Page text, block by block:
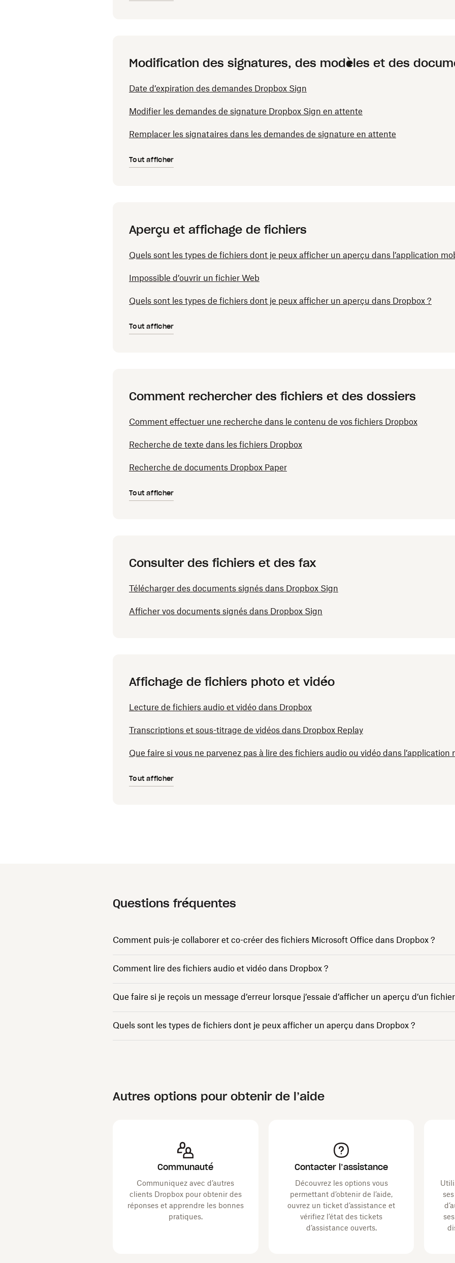
Modification des signatures, des modèles et des
Date d’expiration des demandes Dropbox Sign
Modifier les demandes de signature Dropbox Sign en attente
Remplacer les signataires dans les demandes de signature en attente
Tout afficher
Aperçu et affichage de fichiers
Quels sont les types de fichiers dont je peux afficher un aperçu dans l’application
Impossible d’ouvrir un fichier Web
Quels sont les types de fichiers dont je peux afficher un aperçu dans Dropbox ?
Tout afficher
Comment rechercher des fichiers et des dossiers
Comment effectuer une recherche dans le contenu de vos fichiers Dropbox
Recherche de texte dans les fichiers Dropbox
Recherche de documents Dropbox Paper
Tout afficher
Consulter des fichiers et des fax
Télécharger des documents signés dans Dropbox Sign
Afficher vos documents signés dans Dropbox Sign
Affichage de fichiers photo et vidéo
Lecture de fichiers audio et vidéo dans Dropbox
Transcriptions et sous-titrage de vidéos dans Dropbox Replay
Que faire si vous ne parvenez pas à lire des fichiers audio ou vidéo dans l’application
Tout afficher
Questions fréquentes
Comment puis-je collaborer et co-créer des fichiers Microsoft Office dans Dropbox ?
Comment lire des fichiers audio et vidéo dans Dropbox ?
Que faire si je reçois un message d’erreur lorsque j’essaie d’afficher un aperçu d’un
Quels sont les types de fichiers dont je peux afficher un aperçu dans Dropbox ?
Autres options pour obtenir de l’aide
Communauté
Communiquez avec d’autres
clients Dropbox pour obtenir des
réponses et apprendre les bonnes
pratiques.
Contacter l’assistance
Découvrez les options vous
permettant d’obtenir de l’aide,
ouvrez un ticket d’assistance et
vérifiez l’état des tickets
d’assistance ouverts.